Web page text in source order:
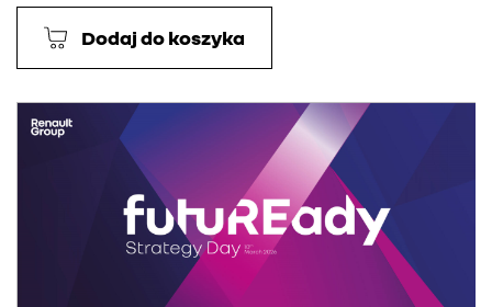
Dodaj do koszyka